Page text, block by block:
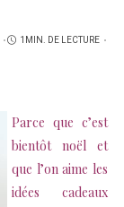
1MIN. DE LECTURE
Parce que c’est
bientôt noël et
que l’on aime les
idées cadeaux